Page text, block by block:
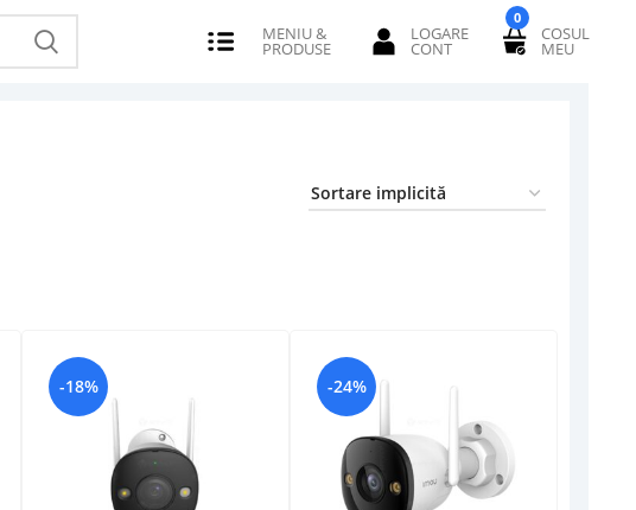
0
-18% -24%